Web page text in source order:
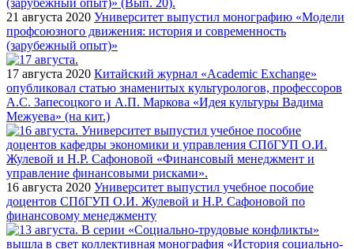
21 августа 2020 Университет выпустил монографию «Модели
профсоюзного движения: история и современность
(зарубежный опыт)»
17 августа 2020 Китайский журнал «Academic Exchange»
опубликовал статью знаменитых культурологов, профессоров
А.С. Запесоцкого и А.П. Маркова «Идея культуры Вадима
Межуева» (на кит.)
16 августа 2020 Университет выпустил учебное пособие
доцентов СПбГУП О.И. Жулевой и Н.Р. Сафоновой по
финансовому менеджменту